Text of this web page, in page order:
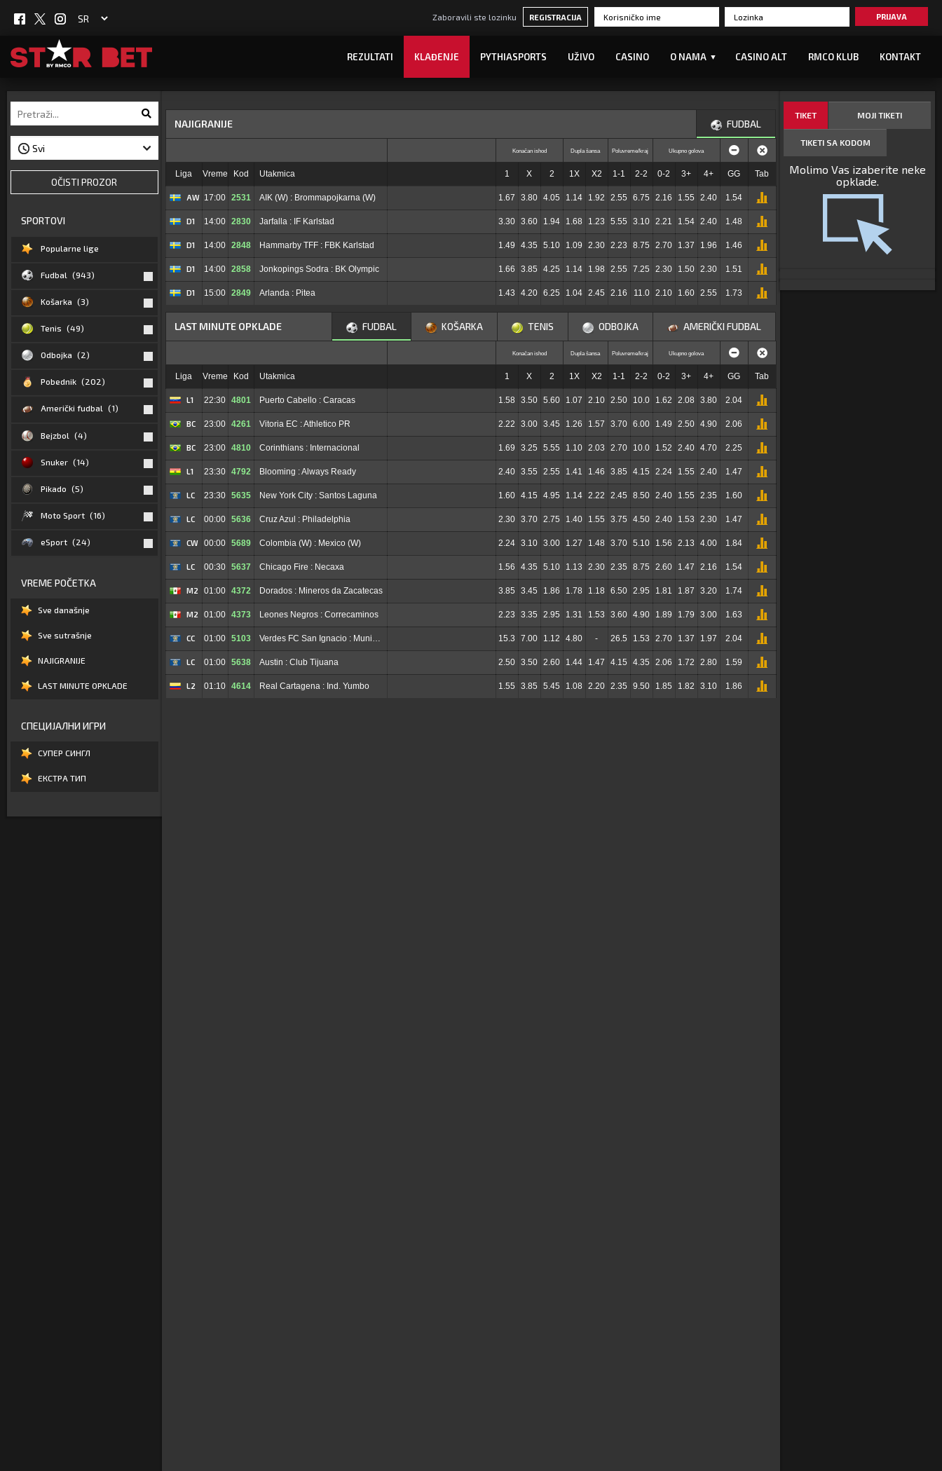
Zaboravili ste lozinku REGISTRACIJA PRIJAVA
REZULTATI KLAĐENJE PYTHIASPORTS UŽIVO CASINO O NAMA ▼ CASINO ALT RMCO KLUB KONTAKT
OČISTI PROZOR
SPORTOVI
Popularne lige
Fudbal (943)
Košarka (3)
Tenis (49)
Odbojka (2)
Pobednik (202)
Američki fudbal (1)
Bejzbol (4)
Snuker (14)
Pikado (5)
Moto Sport (16)
eSport (24)
VREME POČETKA
Sve današnje
Sve sutrašnje
NAJIGRANIJE
LAST MINUTE OPKLADE
СПЕЦИЈАЛНИ ИГРИ
СУПЕР СИНГЛ
ЕКСТРА ТИП
NAJIGRANIJE FUDBAL
Konačan ishod Dupla šansa Poluvreme/kraj Ukupno golova
Liga Vreme Kod Utakmica 1 X 2 1X X2 1-1 2-2 0-2 3+ 4+ GG Tab
AW 17:00 2531 AIK (W) : Brommapojkarna (W) 1.67 3.80 4.05 1.14 1.92 2.55 6.75 2.16 1.55 2.40 1.54
D1 14:00 2830 Jarfalla : IF Karlstad 3.30 3.60 1.94 1.68 1.23 5.55 3.10 2.21 1.54 2.40 1.48
D1 14:00 2848 Hammarby TFF : FBK Karlstad 1.49 4.35 5.10 1.09 2.30 2.23 8.75 2.70 1.37 1.96 1.46
D1 14:00 2858 Jonkopings Sodra : BK Olympic 1.66 3.85 4.25 1.14 1.98 2.55 7.25 2.30 1.50 2.30 1.51
D1 15:00 2849 Arlanda : Pitea 1.43 4.20 6.25 1.04 2.45 2.16 11.0 2.10 1.60 2.55 1.73
LAST MINUTE OPKLADE AMERIČKI FUDBAL
ODBOJKA
TENIS
KOŠARKA
FUDBAL
Konačan ishod Dupla šansa Poluvreme/kraj Ukupno golova
Liga Vreme Kod Utakmica 1 X 2 1X X2 1-1 2-2 0-2 3+ 4+ GG Tab
L1 22:30 4801 Puerto Cabello : Caracas 1.58 3.50 5.60 1.07 2.10 2.50 10.0 1.62 2.08 3.80 2.04
BC 23:00 4261 Vitoria EC : Athletico PR 2.22 3.00 3.45 1.26 1.57 3.70 6.00 1.49 2.50 4.90 2.06
BC 23:00 4810 Corinthians : Internacional 1.69 3.25 5.55 1.10 2.03 2.70 10.0 1.52 2.40 4.70 2.25
L1 23:30 4792 Blooming : Always Ready 2.40 3.55 2.55 1.41 1.46 3.85 4.15 2.24 1.55 2.40 1.47
LC 23:30 5635 New York City : Santos Laguna 1.60 4.15 4.95 1.14 2.22 2.45 8.50 2.40 1.55 2.35 1.60
LC 00:00 5636 Cruz Azul : Philadelphia 2.30 3.70 2.75 1.40 1.55 3.75 4.50 2.40 1.53 2.30 1.47
CW 00:00 5689 Colombia (W) : Mexico (W) 2.24 3.10 3.00 1.27 1.48 3.70 5.10 1.56 2.13 4.00 1.84
LC 00:30 5637 Chicago Fire : Necaxa 1.56 4.35 5.10 1.13 2.30 2.35 8.75 2.60 1.47 2.16 1.54
M2 01:00 4372 Dorados : Mineros da Zacatecas 3.85 3.45 1.86 1.78 1.18 6.50 2.95 1.81 1.87 3.20 1.74
M2 01:00 4373 Leones Negros : Correcaminos 2.23 3.35 2.95 1.31 1.53 3.60 4.90 1.89 1.79 3.00 1.63
CC 01:00 5103 Verdes FC San Ignacio : Municipal CSD 15.3 7.00 1.12 4.80 - 26.5 1.53 2.70 1.37 1.97 2.04
LC 01:00 5638 Austin : Club Tijuana 2.50 3.50 2.60 1.44 1.47 4.15 4.35 2.06 1.72 2.80 1.59
L2 01:10 4614 Real Cartagena : Ind. Yumbo 1.55 3.85 5.45 1.08 2.20 2.35 9.50 1.85 1.82 3.10 1.86
TIKET MOJI TIKETI
TIKETI SA KODOM
Molimo Vas izaberite neke
opklade.